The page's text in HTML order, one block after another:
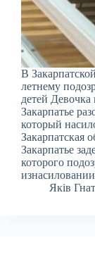
В
летнему
детей Девочка
Закарпатье
который
Закарпатская
Закарпатье
которого
Яків